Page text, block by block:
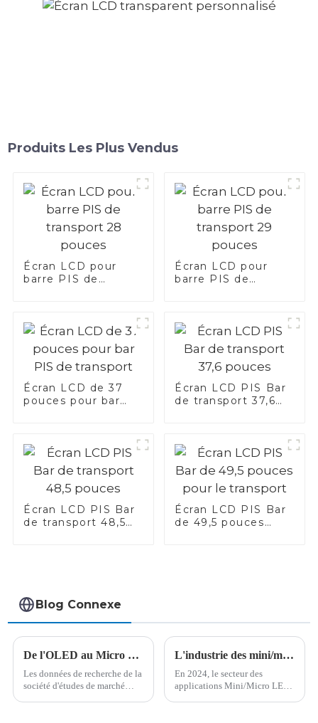
Produits Les Plus Vendus
Écran LCD pour
barre PIS de
Écran LCD pour
barre PIS de
Écran LCD de 37
pouces pour bar
Écran LCD PIS Bar
de transport 37,6
Écran LCD PIS Bar
de transport 48,5
Écran LCD PIS Bar
de 49,5 pouces
Blog Connexe
De l'OLED au Micro LED : la bataille entre la Chine et la Corée du Sud pour la prochaine génération d'écrans pourrait bien entrer dans une phase de match
Les données de recherche de la
société d'études de marché
L'industrie des mini/micro LED en 2024 : un récit de fortunes contrastées au milieu d'investissements massifs (1)
En 2024, le secteur des
applications Mini/Micro LED